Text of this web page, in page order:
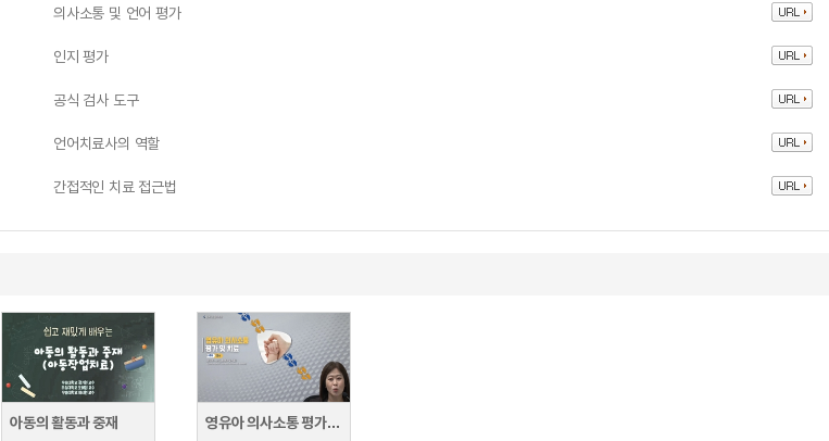
의사소통 및 언어 평가
인지 평가
공식 검사 도구
언어치료사의 역할
간접적인 치료 접근법
아동의 활동과 중재
영유아 의사소통 평가 및 치료